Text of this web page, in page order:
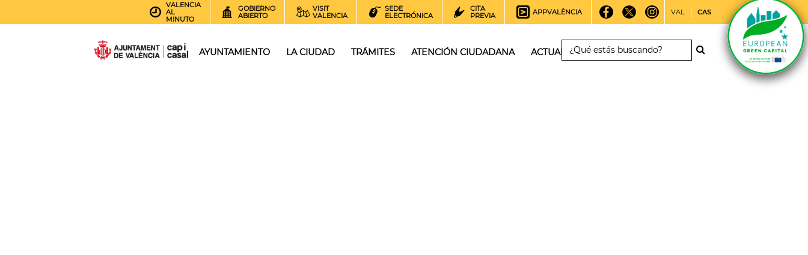
VALENCIA
AL
MINUTO
GOBIERNO
ABIERTO
VISIT
VALENCIA
SEDE
ELECTRÓNICA
CITA
PREVIA
APPVALÈNCIA VAL CAS
AYUNTAMIENTO LA CIUDAD TRÁMITES ATENCIÓN CIUDADANA ACTUALIDAD